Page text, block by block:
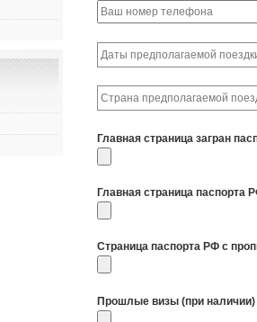
Главная страница загран
Главная страница паспорта
Страница паспорта РФ с
Прошлые визы (при наличии)